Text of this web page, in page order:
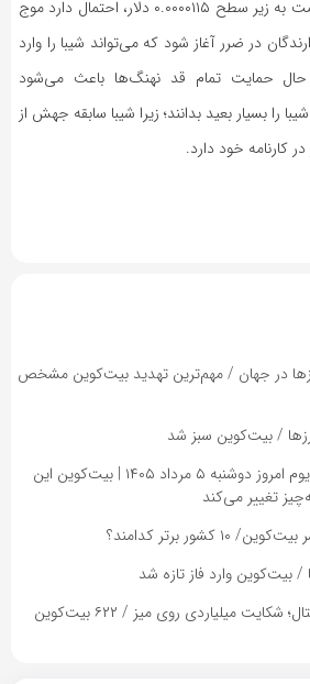
است. در صورت کاهش قیمت به زیر سطح ۰.۰۰۰۰۱۱۵ دلار، احتمال دارد موج
در ضرر آغاز شود که می‌تواند شیبا را وارد
حمایت تمام قد نهنگ‌ها باعث می‌شود
را بسیار بعید بدانند؛ زیرا شیبا سابقه جهش از
کارنامه خود دارد.
در جهان / مهم‌ترین تهدید بیت‌کوین مشخص
/ بیت‌کوین سبز شد
قیمت تتر، بیت‌کوین و اتریوم امروز دوشنبه ۵ مرداد ۱۴۰۵ | بیت‌کوین این
تغییر می‌کند
برتر کدامند؟
/ بیت‌کوین وارد فاز تازه شد
تازه‌ترین رسوایی ارز دیجیتال؛ شکایت میلیاردی روی میز / ۶۲۲ بیت‌کوین